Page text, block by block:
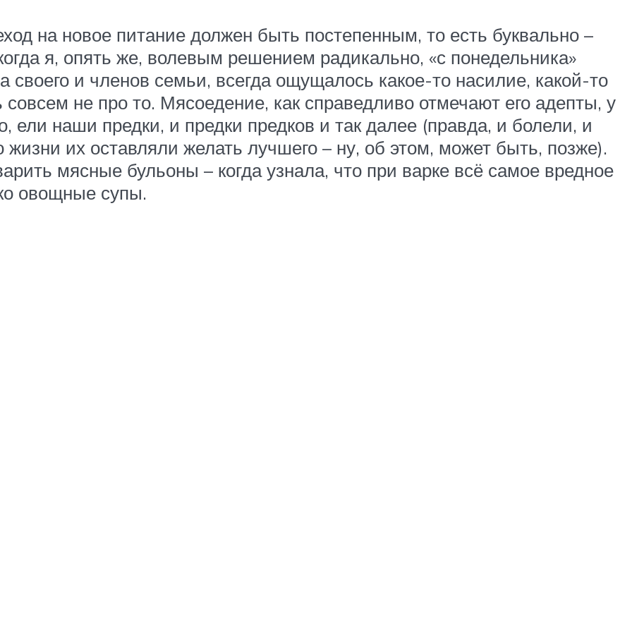
на новое питание должен быть постепенным, то есть буквально –
я, опять же, волевым решением радикально, «с понедельника»
и членов семьи, всегда ощущалось какое-то насилие, какой-то
не про то. Мясоедение, как справедливо отмечают его адепты, у
ели наши предки, и предки предков и так далее (правда, и болели, и
их оставляли желать лучшего – ну, об этом, может быть, позже).
мясные бульоны – когда узнала, что при варке всё самое вредное
овощные супы.